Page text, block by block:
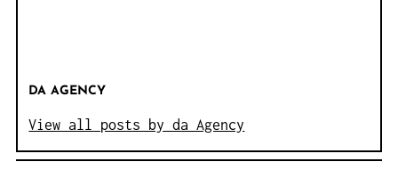
DA AGENCY
View all posts by da Agency